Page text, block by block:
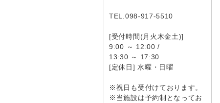
TEL.098-917-5510
[受付時間(月火木金土)]
9:00 ～ 12:00 /
13:30 ～ 17:30
[定休日] 水曜・日曜
※祝日も受付けております。
※当施設は予約制となってお